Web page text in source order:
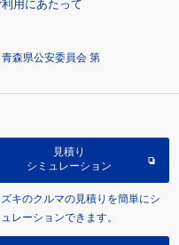
利用にあたって
森県公安委員会 第
見積り
シミュレーション
キのクルマの見積りを簡単にシ
ュレーションできます。